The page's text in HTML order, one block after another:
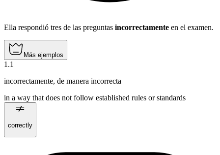
Ella respondió tres de las preguntas incorrectamente en el examen.
Más ejemplos
1 .1
incorrectamente, de manera incorrecta
in a way that does not follow established rules or standards
correctly